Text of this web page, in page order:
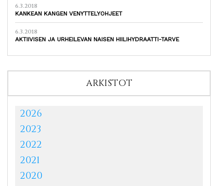
6.3.2018
KANKEAN KANGEN VENYTTELYOHJEET
6.3.2018
AKTIIVISEN JA URHEILEVAN NAISEN HIILIHYDRAATTI-TARVE
ARKISTOT
2026
2023
2022
2021
2020